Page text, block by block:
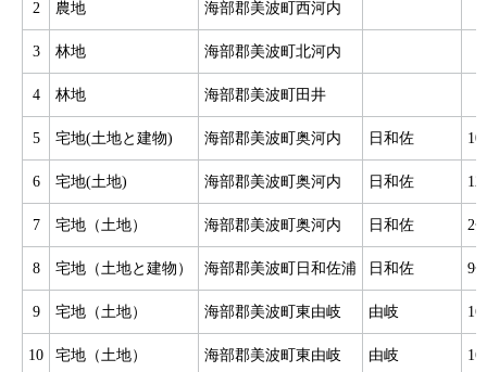
2 農地 海部郡美波町西河内
3 林地 海部郡美波町北河内
4 林地 海部郡美波町田井
5 宅地(土地と建物) 海部郡美波町奥河内 日和佐 10
6 宅地(土地) 海部郡美波町奥河内 日和佐 12
7 宅地（土地） 海部郡美波町奥河内 日和佐 2
8 宅地（土地と建物） 海部郡美波町日和佐浦 日和佐 9
9 宅地（土地） 海部郡美波町東由岐 由岐 16
10 宅地（土地） 海部郡美波町東由岐 由岐 16